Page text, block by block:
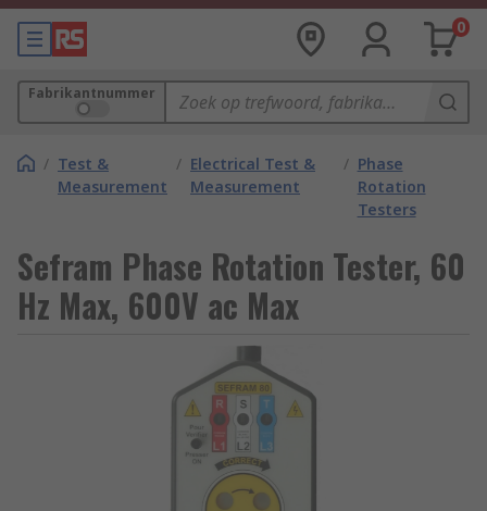
0
Fabrikantnummer
/ Test &
Measurement
/ Electrical Test &
Measurement
/ Phase
Rotation
Testers
Sefram Phase Rotation Tester, 60
Hz Max, 600V ac Max